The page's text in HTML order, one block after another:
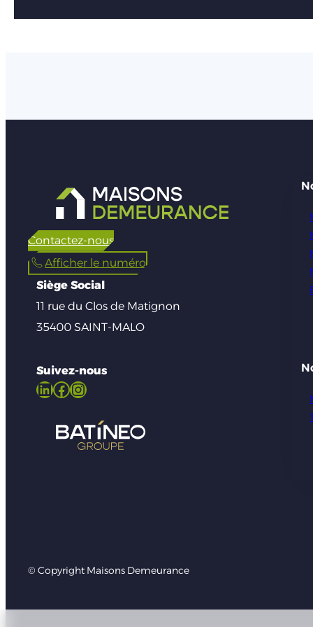
Contactez-nous
Afficher le numéro
Siège Social
11 rue du Clos de Matignon
35400 SAINT-MALO
Suivez-nous
LinkedIn Facebook Instagram
© Copyright Maisons Demeurance